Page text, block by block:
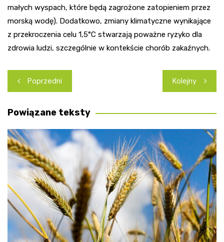
małych wyspach, które będą zagrożone zatopieniem przez
morską wodę). Dodatkowo, zmiany klimatyczne wynikające
z przekroczenia celu 1,5°C stwarzają poważne ryzyko dla
zdrowia ludzi, szczególnie w kontekście chorób zakaźnych.
Nawigacja
wpisu
Poprzedni Kolejny
Powiązane teksty